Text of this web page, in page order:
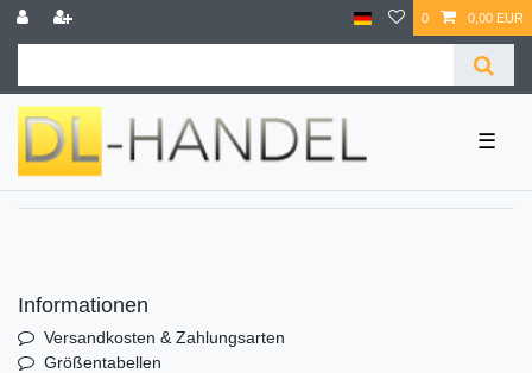
0 0,00 EUR
☰
Informationen
Versandkosten & Zahlungsarten
Größentabellen